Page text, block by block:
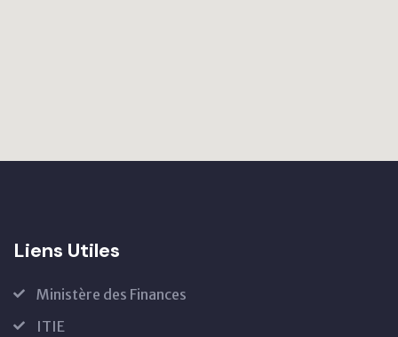
Liens Utiles
Ministère des Finances
ITIE